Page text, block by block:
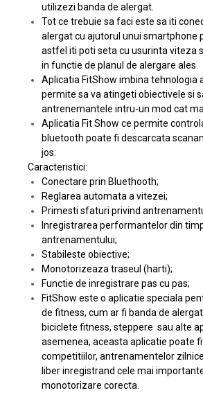
utilizezi banda de alergat.
Tot ce trebuie sa faci este sa iti
alergat cu ajutorul unui smartphone
astfel iti poti seta cu usurinta viteza
in functie de planul de alergare ales.
Aplicatia FitShow imbina tehnologia
permite sa va atingeti obiectivele si
antrenemantele intru-un mod cat
Aplicatia Fit Show ce permite
bluetooth poate fi descarcata
jos:
Caracteristici:
Conectare prin Bluethooth;
Reglarea automata a vitezei;
Primesti sfaturi privind
Inregistrarea performantelor din
antrenamentului;
Stabileste obiective;
Monotorizeaza traseul (harti);
Functie de inregistrare pas cu pas;
FitShow este o aplicatie speciala
de fitness, cum ar fi banda de
biciclete fitness, steppere sau alte
asemenea, aceasta aplicatie poate
competitiilor, antrenamentelor
liber inregistrand cele mai
monotorizare corecta.